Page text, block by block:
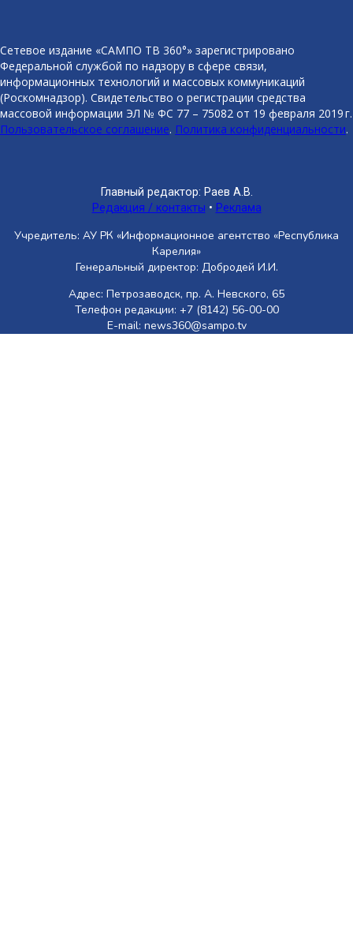
Сетевое издание «САМПО ТВ 360°» зарегистрировано
Федеральной службой по надзору в сфере связи,
информационных технологий и массовых коммуникаций
(Роскомнадзор). Свидетельство о регистрации средства
массовой информации ЭЛ № ФС 77 – 75082 от 19 февраля 2019 г.
Пользовательское соглашение. Политика конфиденциальности.
Главный редактор: Раев А.В.
Редакция / контакты • Реклама
Учредитель: АУ РК «Информационное агентство «Республика
Карелия»
Генеральный директор: Добродей И.И.
Адрес: Петрозаводск, пр. А. Невского, 65
Телефон редакции: +7 (8142) 56-00-00
E-mail: news360@sampo.tv